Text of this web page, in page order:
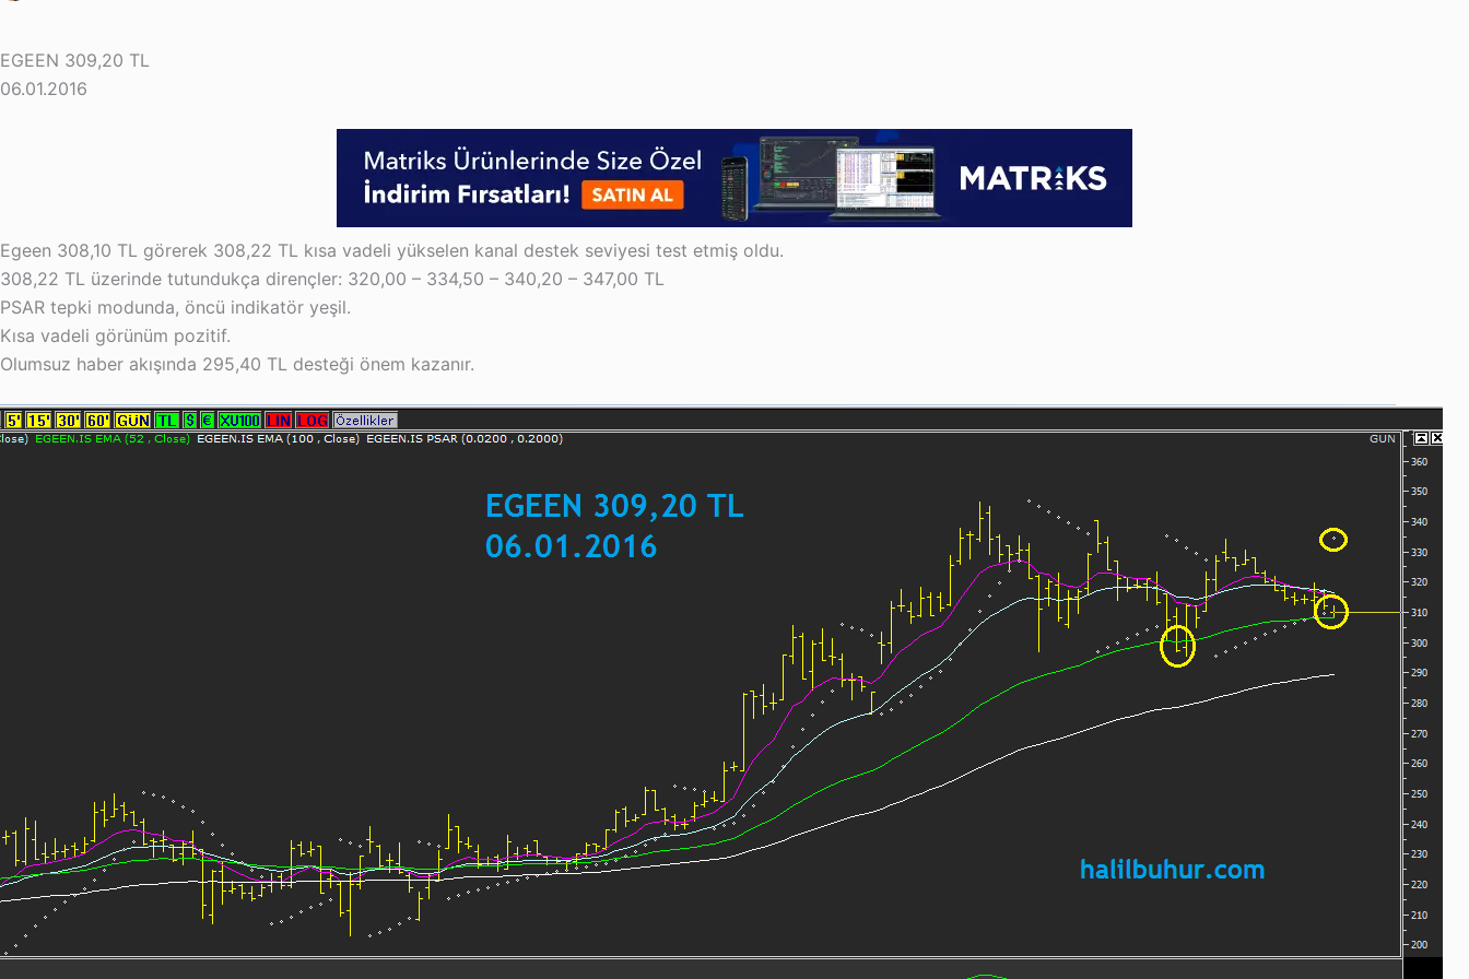
EGEEN 309,20 TL
06.01.2016
Egeen 308,10 TL görerek 308,22 TL kısa vadeli yükselen kanal destek seviyesi test etmiş oldu.
308,22 TL üzerinde tutundukça dirençler: 320,00 – 334,50 – 340,20 – 347,00 TL
PSAR tepki modunda, öncü indikatör yeşil.
Kısa vadeli görünüm pozitif.
Olumsuz haber akışında 295,40 TL desteği önem kazanır.